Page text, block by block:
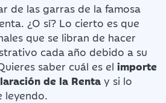
de las garras de la famosa
¿O sí? Lo cierto es que
que se libran de hacer
cada año debido a su
saber cuál es el importe
de la Renta y si lo
leyendo.